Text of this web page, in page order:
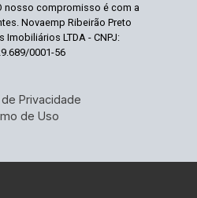
nosso compromisso é com a
Novaemp Ribeirão Preto
Imobiliários LTDA - CNPJ:
0001-56
Privacidade
de Uso